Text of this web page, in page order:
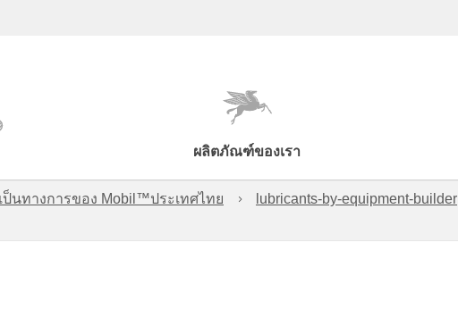
ผลิตภัณฑ์ของเรา
ทางการของ Mobil™ประเทศไทย lubricants-by-equipment-builder